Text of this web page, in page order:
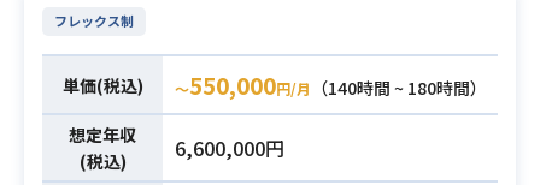
験
・クラウドベースの PaaS サービス
を理解・開発した経験
・英語のドキュメントを読んで理解
必須スキル
義）をご担当されていた経験
フレックス制
単価(税込) 〜550,000円/月
（140時間 ~ 180時間）
想定年収
(税込)
6,600,000円